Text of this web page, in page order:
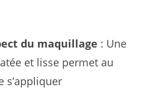
du maquillage : Une
et lisse permet au
s’appliquer